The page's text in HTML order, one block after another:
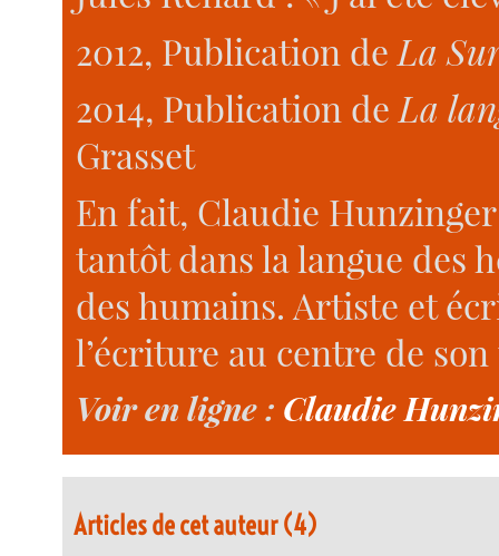
2012, Publication de La
2014, Publication de La
Grasset
En fait, Claudie Hunzinger
tantôt dans la langue des
des humains. Artiste et
l’écriture au centre de
Voir en ligne : Claudie
Articles de cet auteur (4)